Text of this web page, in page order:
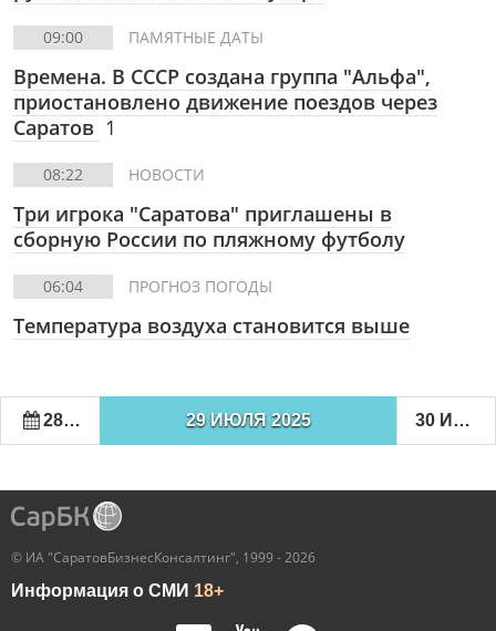
09:00 ПАМЯТНЫЕ ДАТЫ
Времена. В СССР создана группа "Альфа",
приостановлено движение поездов через
Саратов 1
08:22 НОВОСТИ
Три игрока "Саратова" приглашены в
сборную России по пляжному футболу
06:04 ПРОГНОЗ ПОГОДЫ
Температура воздуха становится выше
28 ИЮЛЯ 2025 29 ИЮЛЯ 2025 30 ИЮЛЯ 2025
© ИА "СаратовБизнесКонсалтинг", 1999 - 2026
Информация о СМИ 18+